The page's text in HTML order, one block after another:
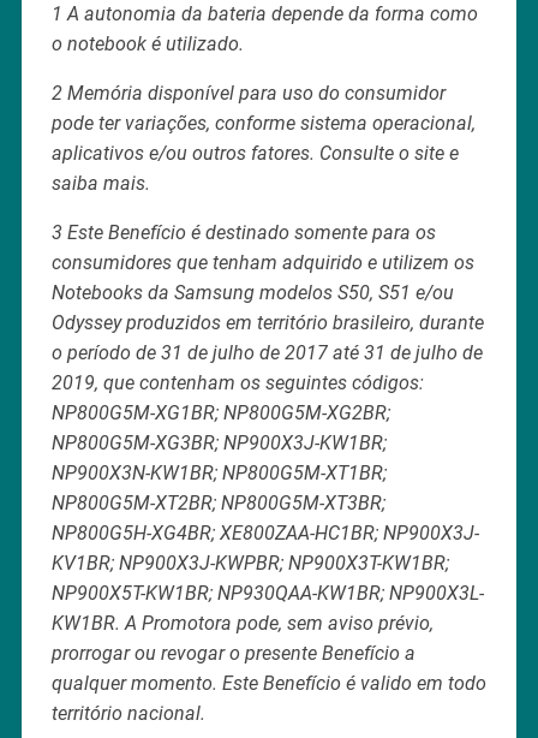
1 A autonomia da bateria depende da forma como
o notebook é utilizado.
2 Memória disponível para uso do consumidor
pode ter variações, conforme sistema operacional,
aplicativos e/ou outros fatores. Consulte o site e
saiba mais.
3 Este Benefício é destinado somente para os
consumidores que tenham adquirido e utilizem os
Notebooks da Samsung modelos S50, S51 e/ou
Odyssey produzidos em território brasileiro, durante
o período de 31 de julho de 2017 até 31 de julho de
2019, que contenham os seguintes códigos:
NP800G5M-XG1BR; NP800G5M-XG2BR;
NP800G5M-XG3BR; NP900X3J-KW1BR;
NP900X3N-KW1BR; NP800G5M-XT1BR;
NP800G5M-XT2BR; NP800G5M-XT3BR;
NP800G5H-XG4BR; XE800ZAA-HC1BR; NP900X3J-
KV1BR; NP900X3J-KWPBR; NP900X3T-KW1BR;
NP900X5T-KW1BR; NP930QAA-KW1BR; NP900X3L-
KW1BR. A Promotora pode, sem aviso prévio,
prorrogar ou revogar o presente Benefício a
qualquer momento. Este Benefício é valido em todo
território nacional.